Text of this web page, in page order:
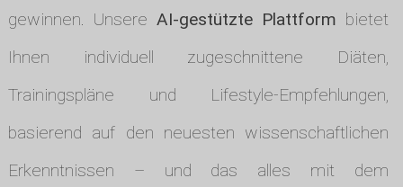
gewinnen. Unsere AI-gestützte Plattform bietet
Ihnen individuell zugeschnittene Diäten,
Trainingspläne und Lifestyle-Empfehlungen,
basierend auf den neuesten wissenschaftlichen
Erkenntnissen – und das alles mit dem